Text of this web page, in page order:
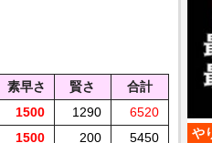
素早さ 賢さ
合計
1500 1290
6520
1500 200
5450
や